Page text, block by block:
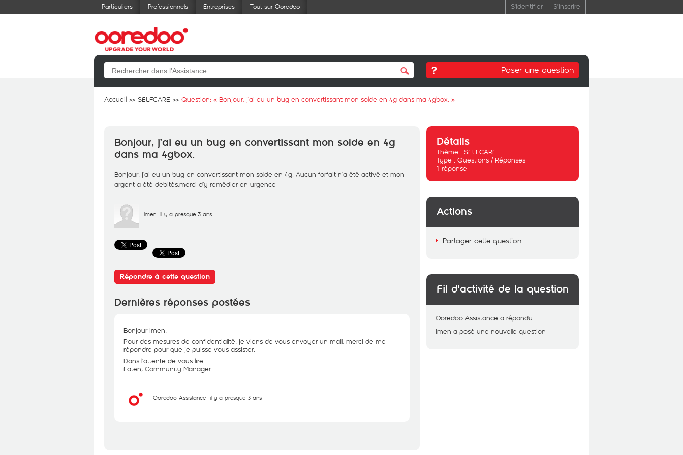
Particuliers Professionnels Entreprises Tout sur Ooredoo S'identifier S'inscrire
Poser une question
Accueil SELFCARE Question: « Bonjour, j’ai eu un bug en convertissant mon solde en 4g dans ma 4gbox. »
Bonjour, j’ai eu un bug en convertissant mon solde en 4g
dans ma 4gbox.
Bonjour, j’ai eu un bug en convertissant mon solde en 4g. Aucun forfait n’a été activé et mon
argent a été debités.merci d’y remédier en urgence
Imen il y a presque 3 ans
Répondre à cette question
Dernières réponses postées
Bonjour Imen,
Pour des mesures de confidentialité, je viens de vous envoyer un mail, merci de me
répondre pour que je puisse vous assister.
Dans l'attente de vous lire.
Faten, Community Manager
Ooredoo Assistance il y a presque 3 ans
Détails
Thème : SELFCARE
Type : Questions / Réponses
1 réponse
Actions
Partager cette question
Fil d'activité de la question
Ooredoo Assistance a répondu
Imen a posé une nouvelle question